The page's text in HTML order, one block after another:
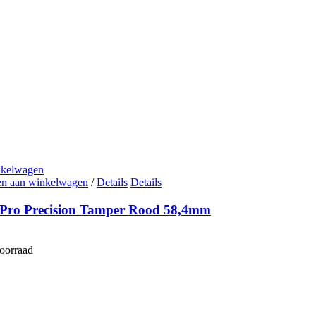
aan winkelwagen / Details Details
Precision Tamper Rood 58,4mm